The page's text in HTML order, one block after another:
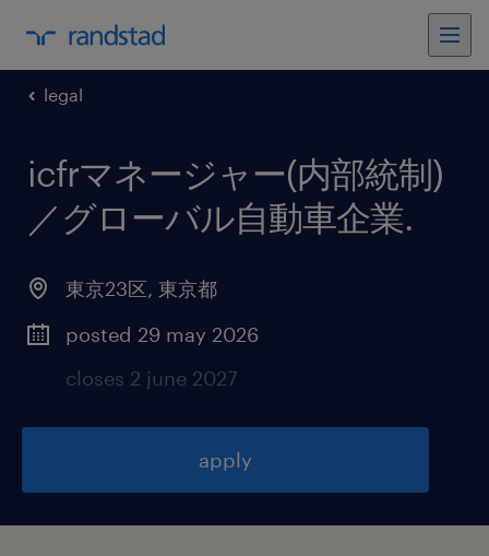
legal
icfrマネージャー(内部統制)
／グローバル自動車企業.
東京23区, 東京都
posted 29 may 2026
closes 2 june 2027
apply